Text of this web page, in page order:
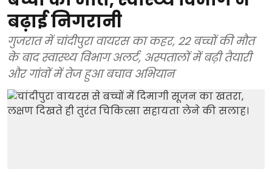
बढ़ाई निगरानी
गुजरात में चांदीपुरा वायरस का कहर, 22 बच्चों की मौत
के बाद स्वास्थ्य विभाग अलर्ट, अस्पतालों में बढ़ी तैयारी
और गांवों में तेज हुआ बचाव अभियान